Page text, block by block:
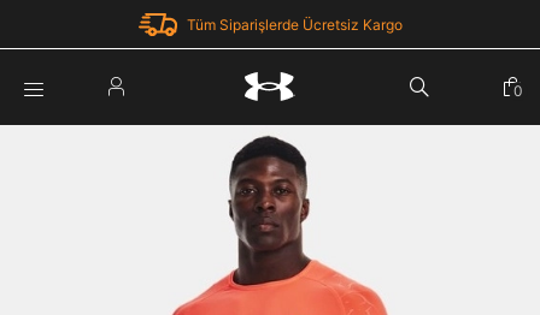
Tüm Siparişlerde Ücretsiz Kargo
0
Parola Yenileme
Parolayı Yenile